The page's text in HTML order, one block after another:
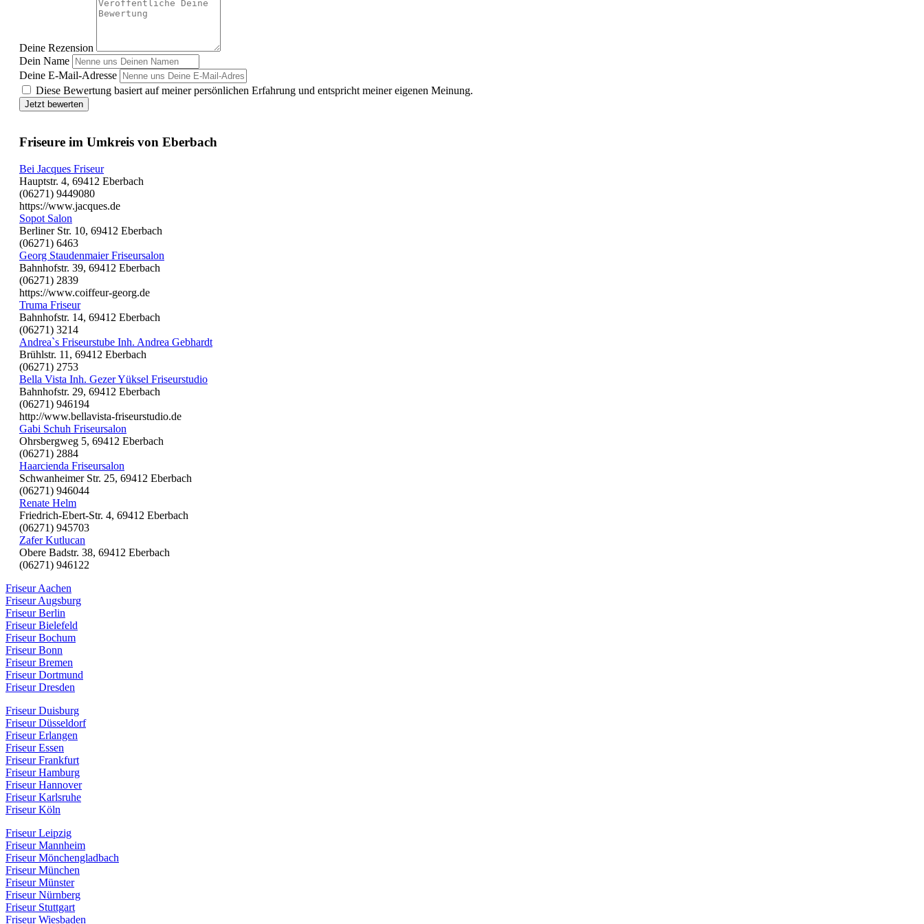
Deine Rezension
Dein Name
Deine E-Mail-Adresse
Diese Bewertung basiert auf meiner persönlichen Erfahrung und entspricht meiner eigenen Meinung.
Jetzt bewerten
Friseure im Umkreis von Eberbach
Bei Jacques Friseur
Hauptstr. 4, 69412 Eberbach
(06271) 9449080
https://www.jacques.de
Sopot Salon
Berliner Str. 10, 69412 Eberbach
(06271) 6463
Georg Staudenmaier Friseursalon
Bahnhofstr. 39, 69412 Eberbach
(06271) 2839
https://www.coiffeur-georg.de
Truma Friseur
Bahnhofstr. 14, 69412 Eberbach
(06271) 3214
Andrea`s Friseurstube Inh. Andrea Gebhardt
Brühlstr. 11, 69412 Eberbach
(06271) 2753
Bella Vista Inh. Gezer Yüksel Friseurstudio
Bahnhofstr. 29, 69412 Eberbach
(06271) 946194
http://www.bellavista-friseurstudio.de
Gabi Schuh Friseursalon
Ohrsbergweg 5, 69412 Eberbach
(06271) 2884
Haarcienda Friseursalon
Schwanheimer Str. 25, 69412 Eberbach
(06271) 946044
Renate Helm
Friedrich-Ebert-Str. 4, 69412 Eberbach
(06271) 945703
Zafer Kutlucan
Obere Badstr. 38, 69412 Eberbach
(06271) 946122
Friseur Aachen
Friseur Augsburg
Friseur Berlin
Friseur Bielefeld
Friseur Bochum
Friseur Bonn
Friseur Bremen
Friseur Dortmund
Friseur Dresden
Friseur Duisburg
Friseur Düsseldorf
Friseur Erlangen
Friseur Essen
Friseur Frankfurt
Friseur Hamburg
Friseur Hannover
Friseur Karlsruhe
Friseur Köln
Friseur Leipzig
Friseur Mannheim
Friseur Mönchengladbach
Friseur München
Friseur Münster
Friseur Nürnberg
Friseur Stuttgart
Friseur Wiesbaden